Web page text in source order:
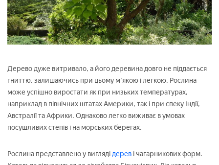
Дерево дуже витривало, а його деревина довго не піддається
гниттю, залишаючись при цьому м'якою і легкою. Рослина
може успішно виростати як при низьких температурах,
наприклад в північних штатах Америки, так і при спеку Індії,
Австралії та Африки. Однаково легко виживає в умовах
посушливих степів і на морських берегах.
Рослина представлено у виглядідерев і чагарникових форм.